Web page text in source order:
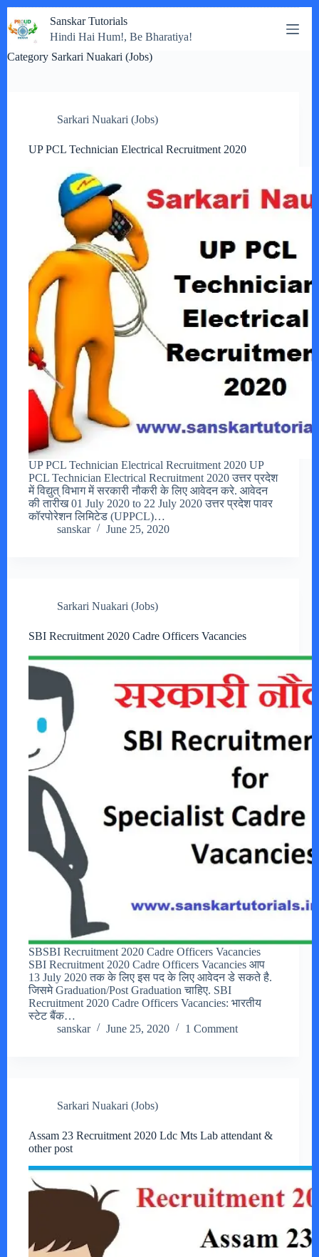
to
content
Sanskar Tutorials
Hindi Hai Hum!, Be Bharatiya!
Category Sarkari Nuakari (Jobs)
Sarkari Nuakari (Jobs)
UP PCL Technician Electrical Recruitment 2020
UP PCL Technician Electrical Recruitment 2020 UP
PCL Technician Electrical Recruitment 2020 उत्तर प्रदेश
में विद्युत् विभाग में सरकारी नौकरी के लिए आवेदन करे. आवेदन
की तारीख 01 July 2020 to 22 July 2020 उत्तर प्रदेश पावर
कॉरपोरेशन लिमिटेड (UPPCL)…
sanskar
June 25, 2020
Sarkari Nuakari (Jobs)
SBI Recruitment 2020 Cadre Officers Vacancies
SBSBI Recruitment 2020 Cadre Officers Vacancies
SBI Recruitment 2020 Cadre Officers Vacancies आप
13 July 2020 तक के लिए इस पद के लिए आवेदन डे सकते है.
जिसमे Graduation/Post Graduation चाहिए. SBI
Recruitment 2020 Cadre Officers Vacancies: भारतीय
स्टेट बैंक…
sanskar
June 25, 2020 1 Comment
Sarkari Nuakari (Jobs)
Assam 23 Recruitment 2020 Ldc Mts Lab attendant &
other post